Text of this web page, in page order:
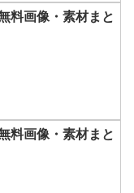
料画像・素材まと
料画像・素材まと